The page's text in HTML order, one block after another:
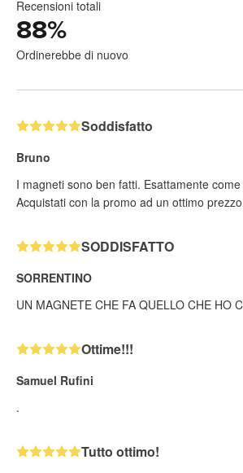
Recensioni totali
88%
Ordinerebbe di nuovo
Soddisfatto
Bruno
I magneti sono ben fatti. Esattamente
Acquistati con la promo ad un ottimo
SODDISFATTO
SORRENTINO
UN MAGNETE CHE FA QUELLO CHE HO
Ottime!!!
Samuel Rufini
.
Tutto ottimo!